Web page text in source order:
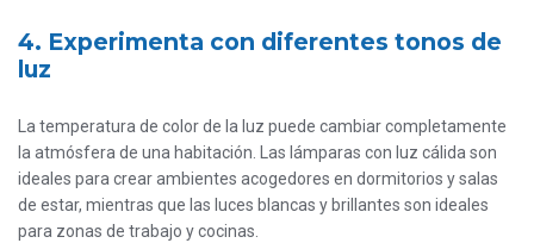
4. Experimenta con diferentes tonos de
luz
La temperatura de color de la luz puede cambiar completamente
la atmósfera de una habitación. Las lámparas con luz cálida son
ideales para crear ambientes acogedores en dormitorios y salas
de estar, mientras que las luces blancas y brillantes son ideales
para zonas de trabajo y cocinas.